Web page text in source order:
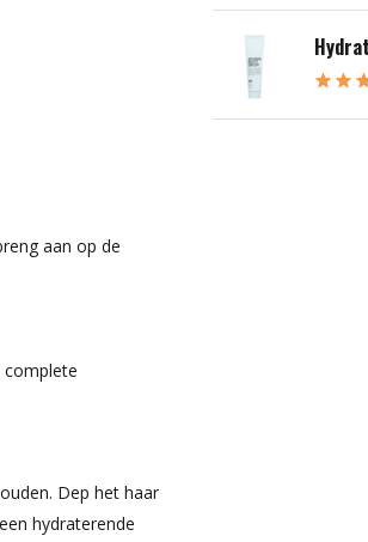
aan op de
Dep het haar
hydraterende